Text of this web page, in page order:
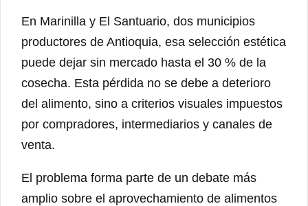
En Marinilla y El Santuario, dos municipios
productores de Antioquia, esa selección estética
puede dejar sin mercado hasta el 30 % de la
cosecha. Esta pérdida no se debe a deterioro
del alimento, sino a criterios visuales impuestos
por compradores, intermediarios y canales de
venta.
El problema forma parte de un debate más
amplio sobre el aprovechamiento de alimentos